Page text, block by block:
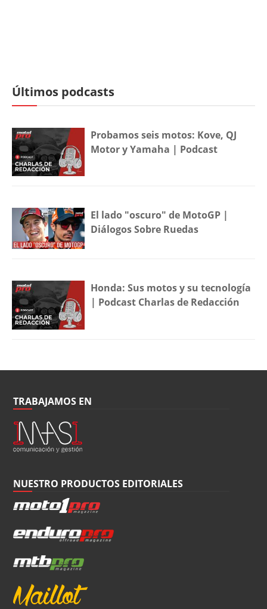
Últimos podcasts
Probamos seis motos: Kove, QJ
Motor y Yamaha | Podcast
El lado "oscuro" de MotoGP |
Diálogos Sobre Ruedas
Honda: Sus motos y su tecnología
| Podcast Charlas de Redacción
TRABAJAMOS EN
NUESTRO PRODUCTOS EDITORIALES